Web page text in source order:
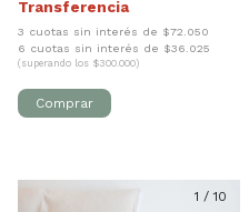
3 cuotas sin interés de $72.050
6 cuotas sin interés de $36.025
(superando los $300.000)
1 /10